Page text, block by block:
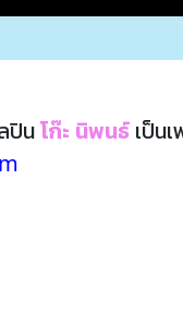
ปินโก๊ะ นิพนธ์ เป็น